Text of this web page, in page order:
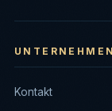
UNTERNEHMEN
Kontakt